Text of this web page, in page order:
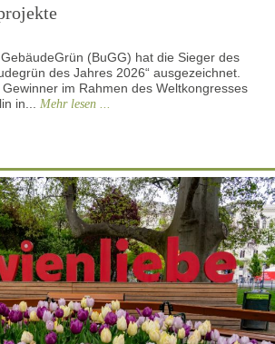
(BuGG) hat die Sieger des
des Jahres 2026“ ausgezeichnet.
im Rahmen des Weltkongresses
in... Mehr lesen ...